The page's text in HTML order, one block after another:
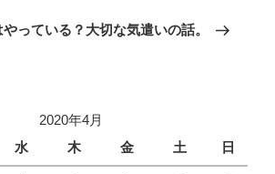
っている？大切な気遣いの話。
2020年4月
水 木 金 土 日